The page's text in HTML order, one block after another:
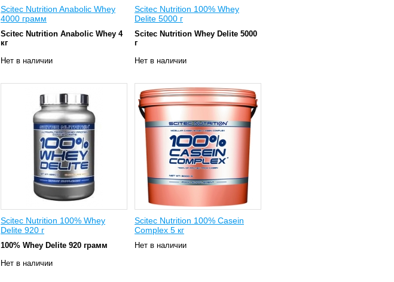
Scitec Nutrition Anabolic Whey
4000 грамм
Scitec Nutrition Anabolic Whey 4
кг
Нет в наличии
Scitec Nutrition 100% Whey
Delite 5000 г
Scitec Nutrition Whey Delite 5000
г
Нет в наличии
Scitec Nutrition 100% Whey
Delite 920 г
100% Whey Delite 920 грамм
Нет в наличии
Scitec Nutrition 100% Casein
Complex 5 кг
Нет в наличии